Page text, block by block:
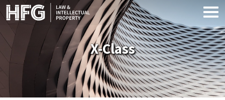
Skip to main content
X-Class